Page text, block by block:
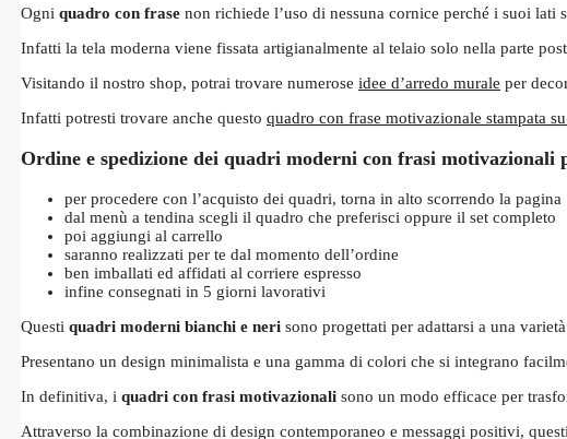
Ogni quadro con frase non richiede l’uso di nessuna cornice perché i suoi lati
Infatti la tela moderna viene fissata artigianalmente al telaio solo nella parte
Visitando il nostro shop, potrai trovare numerose idee d’arredo murale per
Infatti potresti trovare anche questo quadro con frase motivazionale stampata
Ordine e spedizione dei quadri moderni con frasi motivazionali
per procedere con l’acquisto dei quadri, torna in alto scorrendo la pagina
dal menù a tendina scegli il quadro che preferisci oppure il set completo
poi aggiungi al carrello
saranno realizzati per te dal momento dell’ordine
ben imballati ed affidati al corriere espresso
infine consegnati in 5 giorni lavorativi
Questi quadri moderni bianchi e neri sono progettati per adattarsi a una
Presentano un design minimalista e una gamma di colori che si integrano
In definitiva, i quadri con frasi motivazionali sono un modo efficace per
Attraverso la combinazione di design contemporaneo e messaggi positivi,